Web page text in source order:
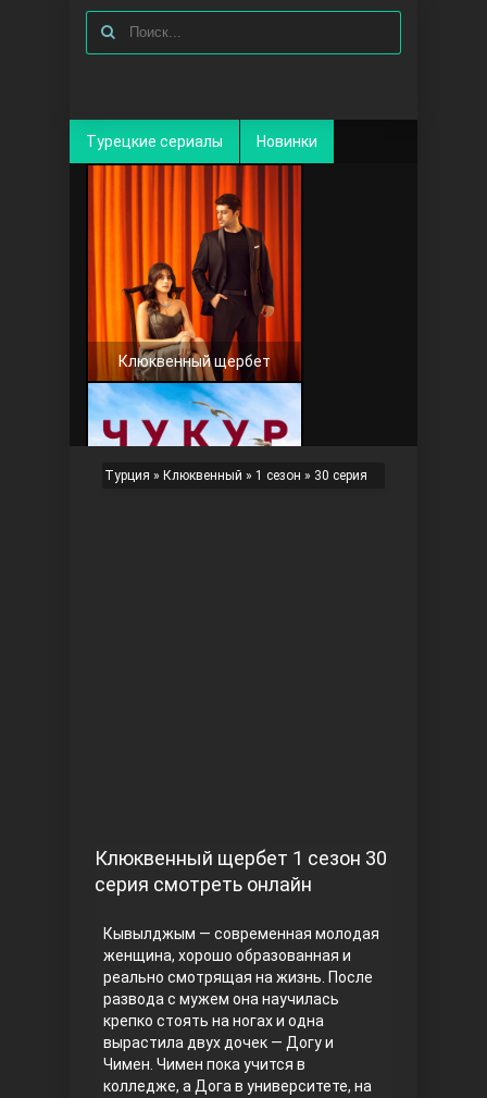
Турецкие сериалы Новинки
Клюквенный щербет
Правосyдие
Турция » Клюквенный » 1 сезон » 30 серия
Клюквенный щербет 1 сезон 30
серия смотреть онлайн
Кывылджым — современная молодая
женщина, хорошо образованная и
реально смотрящая на жизнь. После
развода с мужем она научилась
крепко стоять на ногах и одна
вырастила двух дочек — Догу и
Чимен. Чимен пока учится в
колледже, а Дога в университете, на